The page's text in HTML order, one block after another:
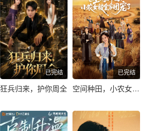
已完结
狂兵归来，护你周全
已完结
空间种田，小农女被全家团宠了